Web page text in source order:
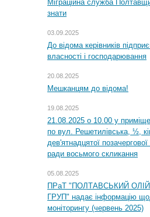
Міграційна служба
знати
03.09.2025
До відома керівників
власності і господарювання
20.08.2025
Мешканцям до відома!
19.08.2025
21.08.2025 о 10.00 у
по вул. Решетилівська, ½,
дев'ятнадцятої
ради восьмого скликання
05.08.2025
ПРаТ "ПОЛТАВСЬКИЙ
ГРУП" надає інформацію
моніторингу (червень 2025)